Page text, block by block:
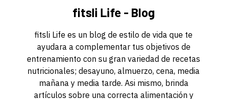
fitsli Life - Blog
fitsli Life es un blog de estilo de vida que te
ayudara a complementar tus objetivos de
entrenamiento con su gran variedad de recetas
nutricionales; desayuno, almuerzo, cena, media
mañana y media tarde. Asi mismo, brinda
artículos sobre una correcta alimentación y